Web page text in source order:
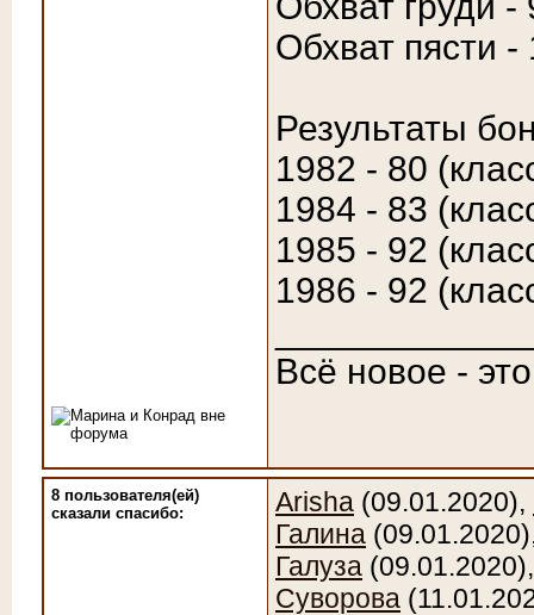
Обхват пясти -
Результаты
1982 - 80
1984 - 83
1985 - 92
1986 - 92
Всё новое -
8 пользователя(ей)
сказали cпасибо:
Arisha (09.01.2020),
Галина
Галуза
Суворова